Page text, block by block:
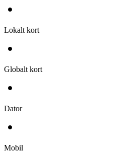
Lokalt kort
Globalt kort
Dator
Mobil